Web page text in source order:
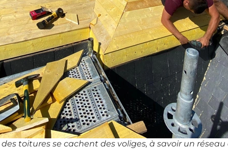
des toitures se cachent des voliges, à savoir un